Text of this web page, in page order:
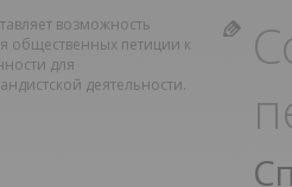
возможность
общественных петиции к
для
деятельности.